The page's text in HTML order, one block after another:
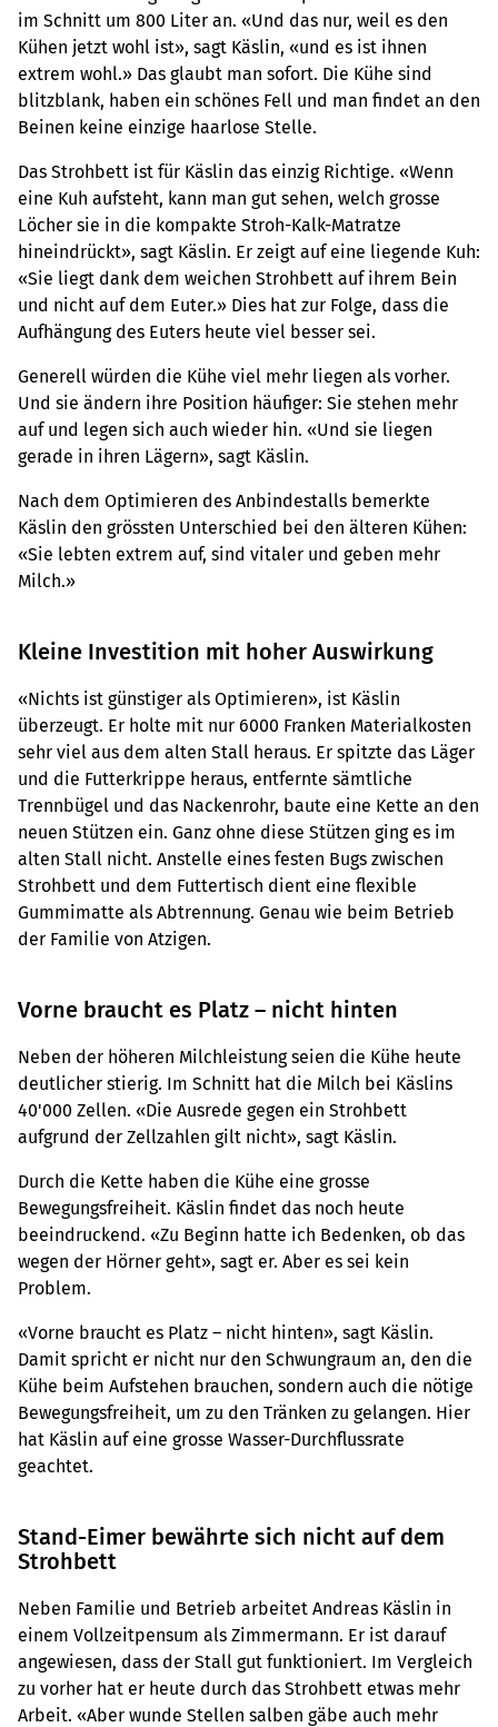
im Schnitt um 800 Liter an. «Und das nur, weil es den
Kühen jetzt wohl ist», sagt Käslin, «und es ist ihnen
extrem wohl.» Das glaubt man sofort. Die Kühe sind
blitzblank, haben ein schönes Fell und man findet an den
Beinen keine einzige haarlose Stelle.
Das Strohbett ist für Käslin das einzig Richtige. «Wenn
eine Kuh aufsteht, kann man gut sehen, welch grosse
Löcher sie in die kompakte Stroh-Kalk-Matratze
hineindrückt», sagt Käslin. Er zeigt auf eine liegende Kuh:
«Sie liegt dank dem weichen Strohbett auf ihrem Bein
und nicht auf dem Euter.» Dies hat zur Folge, dass die
Aufhängung des Euters heute viel besser sei.
Generell würden die Kühe viel mehr liegen als vorher.
Und sie ändern ihre Position häufiger: Sie stehen mehr
auf und legen sich auch wieder hin. «Und sie liegen
gerade in ihren Lägern», sagt Käslin.
Nach dem Optimieren des Anbindestalls bemerkte
Käslin den grössten Unterschied bei den älteren Kühen:
«Sie lebten extrem auf, sind vitaler und geben mehr
Milch.»
Kleine Investition mit hoher Auswirkung
«Nichts ist günstiger als Optimieren», ist Käslin
überzeugt. Er holte mit nur 6000 Franken Materialkosten
sehr viel aus dem alten Stall heraus. Er spitzte das Läger
und die Futterkrippe heraus, entfernte sämtliche
Trennbügel und das Nackenrohr, baute eine Kette an den
neuen Stützen ein. Ganz ohne diese Stützen ging es im
alten Stall nicht. Anstelle eines festen Bugs zwischen
Strohbett und dem Futtertisch dient eine flexible
Gummimatte als Abtrennung. Genau wie beim Betrieb
der Familie von Atzigen.
Vorne braucht es Platz – nicht hinten
Neben der höheren Milchleistung seien die Kühe heute
deutlicher stierig. Im Schnitt hat die Milch bei Käslins
40'000 Zellen. «Die Ausrede gegen ein Strohbett
aufgrund der Zellzahlen gilt nicht», sagt Käslin.
Durch die Kette haben die Kühe eine grosse
Bewegungsfreiheit. Käslin findet das noch heute
beeindruckend. «Zu Beginn hatte ich Bedenken, ob das
wegen der Hörner geht», sagt er. Aber es sei kein
Problem.
«Vorne braucht es Platz – nicht hinten», sagt Käslin.
Damit spricht er nicht nur den Schwungraum an, den die
Kühe beim Aufstehen brauchen, sondern auch die nötige
Bewegungsfreiheit, um zu den Tränken zu gelangen. Hier
hat Käslin auf eine grosse Wasser-Durchflussrate
geachtet.
Stand-Eimer bewährte sich nicht auf dem
Strohbett
Neben Familie und Betrieb arbeitet Andreas Käslin in
einem Vollzeitpensum als Zimmermann. Er ist darauf
angewiesen, dass der Stall gut funktioniert. Im Vergleich
zu vorher hat er heute durch das Strohbett etwas mehr
Arbeit. «Aber wunde Stellen salben gäbe auch mehr